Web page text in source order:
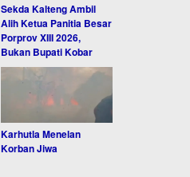
Sekda Kalteng Ambil
Alih Ketua Panitia Besar
Porprov XIII 2026,
Bukan Bupati Kobar
Karhutla Menelan
Korban Jiwa